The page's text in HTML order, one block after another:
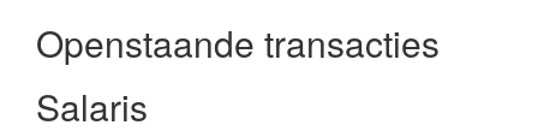
Openstaande transacties
Salaris